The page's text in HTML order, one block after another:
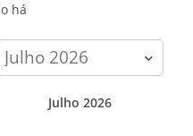
há
calendar-
month
Julho 2026